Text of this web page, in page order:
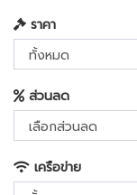
ราคา
ส่วนลด
เครือข่าย